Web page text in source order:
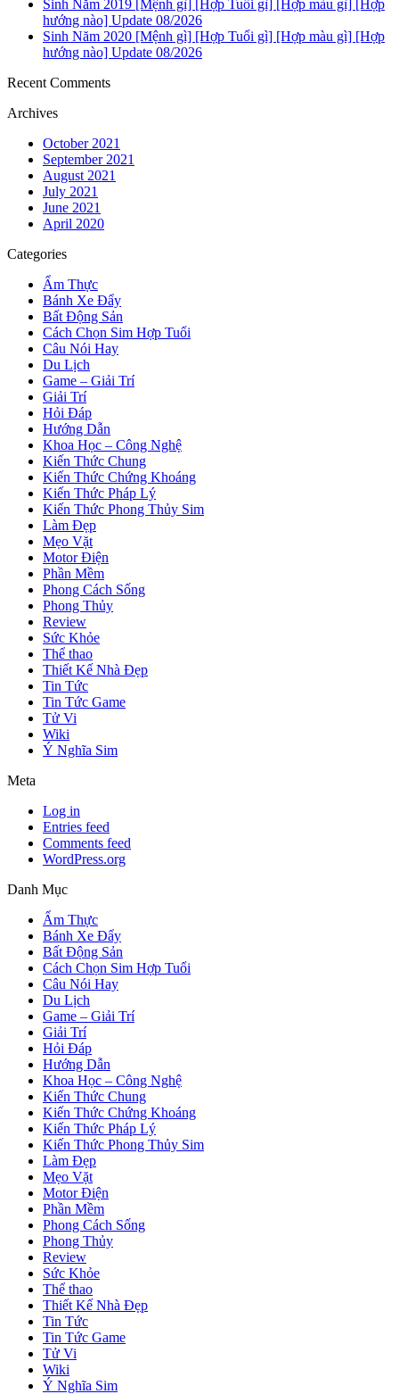
Sinh Năm 2019 [Mệnh gì] [Hợp Tuổi gì] [Hợp màu gì] [Hợp
hướng nào] Update 08/2026
Sinh Năm 2020 [Mệnh gì] [Hợp Tuổi gì] [Hợp màu gì] [Hợp
hướng nào] Update 08/2026
Recent Comments
Archives
October 2021
September 2021
August 2021
July 2021
June 2021
April 2020
Categories
Ẩm Thực
Bánh Xe Đẩy
Bất Động Sản
Cách Chọn Sim Hợp Tuổi
Câu Nói Hay
Du Lịch
Game – Giải Trí
Giải Trí
Hỏi Đáp
Hướng Dẫn
Khoa Học – Công Nghệ
Kiến Thức Chung
Kiến Thức Chứng Khoáng
Kiến Thức Pháp Lý
Kiến Thức Phong Thủy Sim
Làm Đẹp
Mẹo Vặt
Motor Điện
Phần Mềm
Phong Cách Sống
Phong Thủy
Review
Sức Khỏe
Thể thao
Thiết Kế Nhà Đẹp
Tin Tức
Tin Tức Game
Tử Vi
Wiki
Ý Nghĩa Sim
Meta
Log in
Entries feed
Comments feed
WordPress.org
Danh Mục
Ẩm Thực
Bánh Xe Đẩy
Bất Động Sản
Cách Chọn Sim Hợp Tuổi
Câu Nói Hay
Du Lịch
Game – Giải Trí
Giải Trí
Hỏi Đáp
Hướng Dẫn
Khoa Học – Công Nghệ
Kiến Thức Chung
Kiến Thức Chứng Khoáng
Kiến Thức Pháp Lý
Kiến Thức Phong Thủy Sim
Làm Đẹp
Mẹo Vặt
Motor Điện
Phần Mềm
Phong Cách Sống
Phong Thủy
Review
Sức Khỏe
Thể thao
Thiết Kế Nhà Đẹp
Tin Tức
Tin Tức Game
Tử Vi
Wiki
Ý Nghĩa Sim